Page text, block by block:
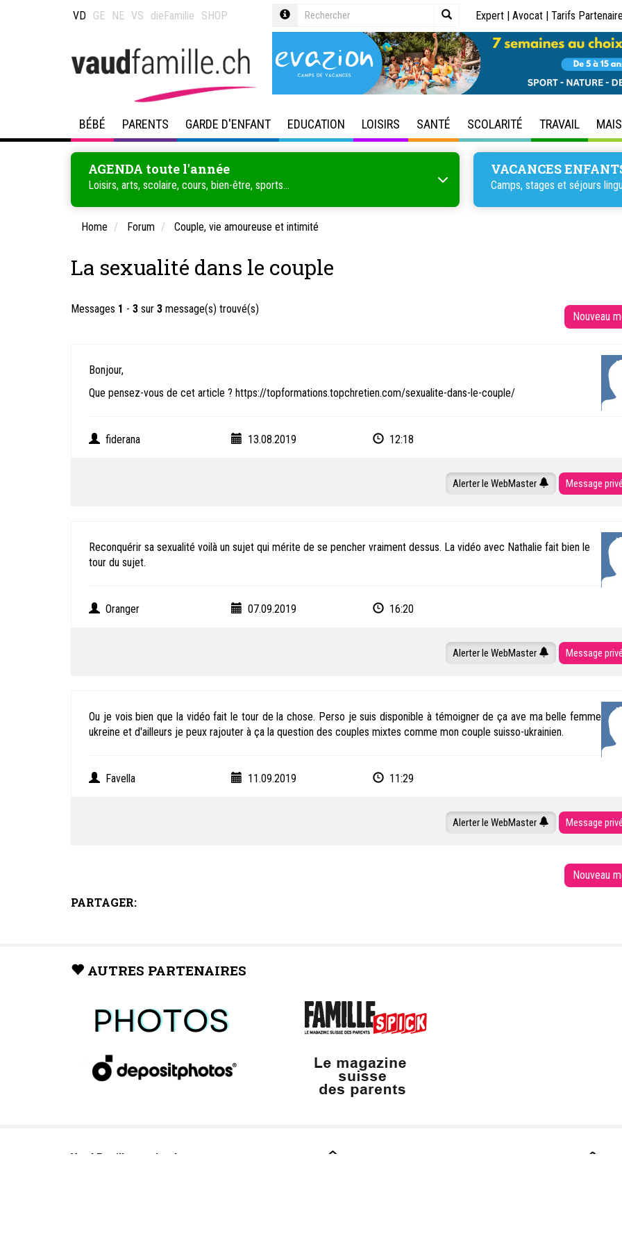
VD GE NE VS dieFamilie SHOP Expert | Avocat | Tarifs
BÉBÉ PARENTS GARDE D'ENFANT EDUCATION LOISIRS SANTÉ SCOLARITÉ TRAVAIL
AGENDA toute l'année
Loisirs, arts, scolaire, cours, bien-être, sports...
VACANCES
Camps, stages et séjours
Home Forum Couple, vie amoureuse et intimité
La sexualité dans le couple
Messages 1 - 3 sur 3 message(s) trouvé(s)
Bonjour,
Que pensez-vous de cet article ? https://topformations.topchretien.com/sexualite-dans-le-couple/
fiderana 13.08.2019 12:18
Alerter le WebMaster Message
Reconquérir sa sexualité voilà un sujet qui mérite de se pencher vraiment dessus. La vidéo avec Nathalie fait bien le
tour du sujet.
Oranger 07.09.2019 16:20
Alerter le WebMaster Message
Ou je vois bien que la vidéo fait le tour de la chose. Perso je suis disponible à témoigner de ça ave ma belle femme
ukreine et d'ailleurs je peux rajouter à ça la question des couples mixtes comme mon couple suisso-ukrainien.
Favella 11.09.2019 11:29
Alerter le WebMaster Message
PARTAGER:
AUTRES PARTENAIRES
Vaud Famille, un site du groupe: